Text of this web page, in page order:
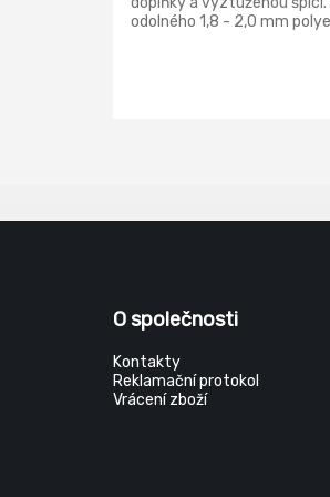
odolného 1,8 - 2,0 mm
vrstvá prodyšná textilní
PU-PU, protiskluzová,
O společnosti
Kontakty
Reklamační protokol
Vrácení zboží